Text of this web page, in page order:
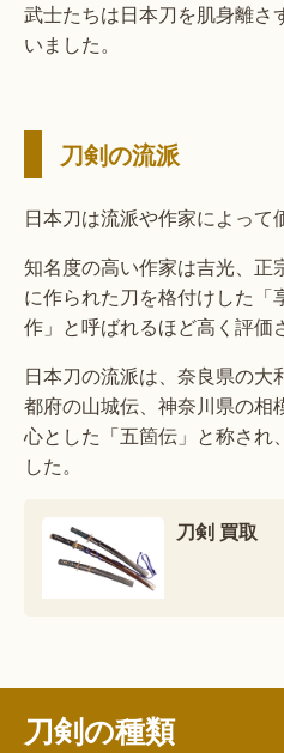
武士たちは日本刀を肌身離さ
いました。
刀剣の流派
日本刀は流派や作家によって
知名度の高い作家は吉光、正
に作られた刀を格付けした「
作」と呼ばれるほど高く評価
日本刀の流派は、奈良県の
都府の山城伝、神奈川県の相
心とした「五箇伝」と称され
した。
刀剣 買取
刀剣の種類